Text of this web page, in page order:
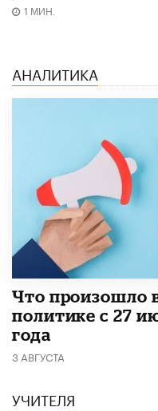
1 МИН.
АНАЛИТИКА
​Что произошло
политике с 27
года
3 АВГУСТА
УЧИТЕЛЯ